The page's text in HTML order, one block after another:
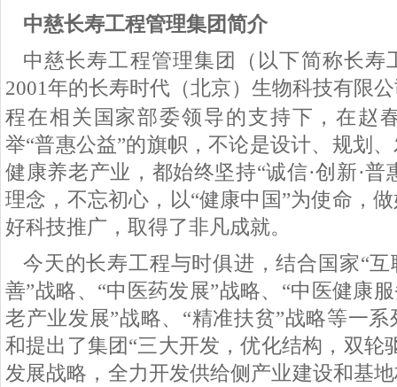
中慈长寿工程管理集团简介
中慈长寿工程管理集团（以下简称长寿
2001年的长寿时代（北京）生物科技有限
程在相关国家部委领导的支持下，在赵
举“普惠公益”的旗帜，不论是设计、规划
健康养老产业，都始终坚持“诚信·创新·普
理念，不忘初心，以“健康中国”为使命，
好科技推广，取得了非凡成就。
今天的长寿工程与时俱进，结合国家“
善”战略、“中医药发展”战略、“中医健康
老产业发展”战略、“精准扶贫”战略等一
和提出了集团“三大开发，优化结构，双轮
发展战略，全力开发供给侧产业建设和基